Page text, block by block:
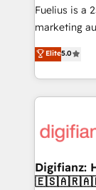
other ones listed
HubSpot
is there for you to: - Grow
business more
more people - Get the most out of your
investment
Fuelius is a
marketing
enable mid-
maximise
growth. We modernise platforms, streamline
operations
supercharge
Sales
Elite5.0
Digifianz: